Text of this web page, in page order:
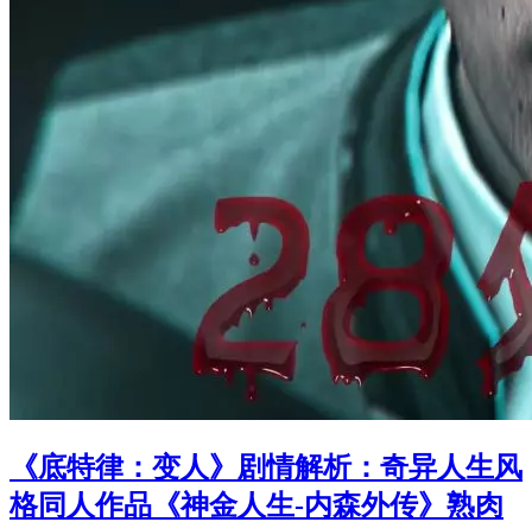
《底特律：变人》剧情解析：奇异人生风
格同人作品《神金人生-内森外传》熟肉